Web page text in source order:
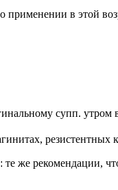
применении в этой
супп. утром
резистентных
же рекомендации,